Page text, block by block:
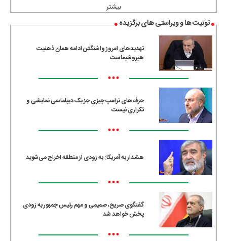
بیشتر
توئیت ها و ویراستی های برگزیده
تهدیدهای امروز واشنگتن ادامه همان ذهنیت
هیروشیماست
•••
حرف‌های ترامپ چیزی جز یک دیپلماسی نمایشی و
تکراری نیست
•••
هشدار به آمریکا: به زودی از منطقه اخراج می‌شوید
•••
گفتگوی صریح، صمیمی و مهم رئیس جمهور به زودی
پخش خواهد شد
•••